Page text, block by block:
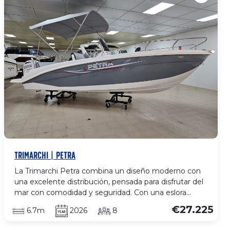
aprovechamiento de todo el espacio exterior. Un
modelo perfecto para quienes buscan elegancia,
comodidad y autenticidad en cada salida.
TRIMARCHI | PETRA
La Trimarchi Petra combina un diseño moderno con
una excelente distribución, pensada para disfrutar del
mar con comodidad y seguridad. Con una eslora
compacta y una gran estabilidad, ofrece espacios bien
aprovechados en toda la cubierta. Dispone de un
6.7m 2026 8 €27.225